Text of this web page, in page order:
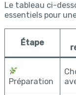
Le tableau ci-
essentiels pour
Étape
Préparation